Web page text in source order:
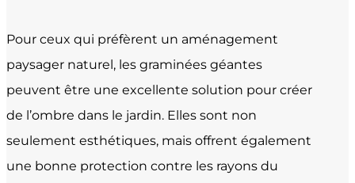
Pour ceux qui préfèrent un aménagement
paysager naturel, les graminées géantes
peuvent être une excellente solution pour créer
de l’ombre dans le jardin. Elles sont non
seulement esthétiques, mais offrent également
une bonne protection contre les rayons du